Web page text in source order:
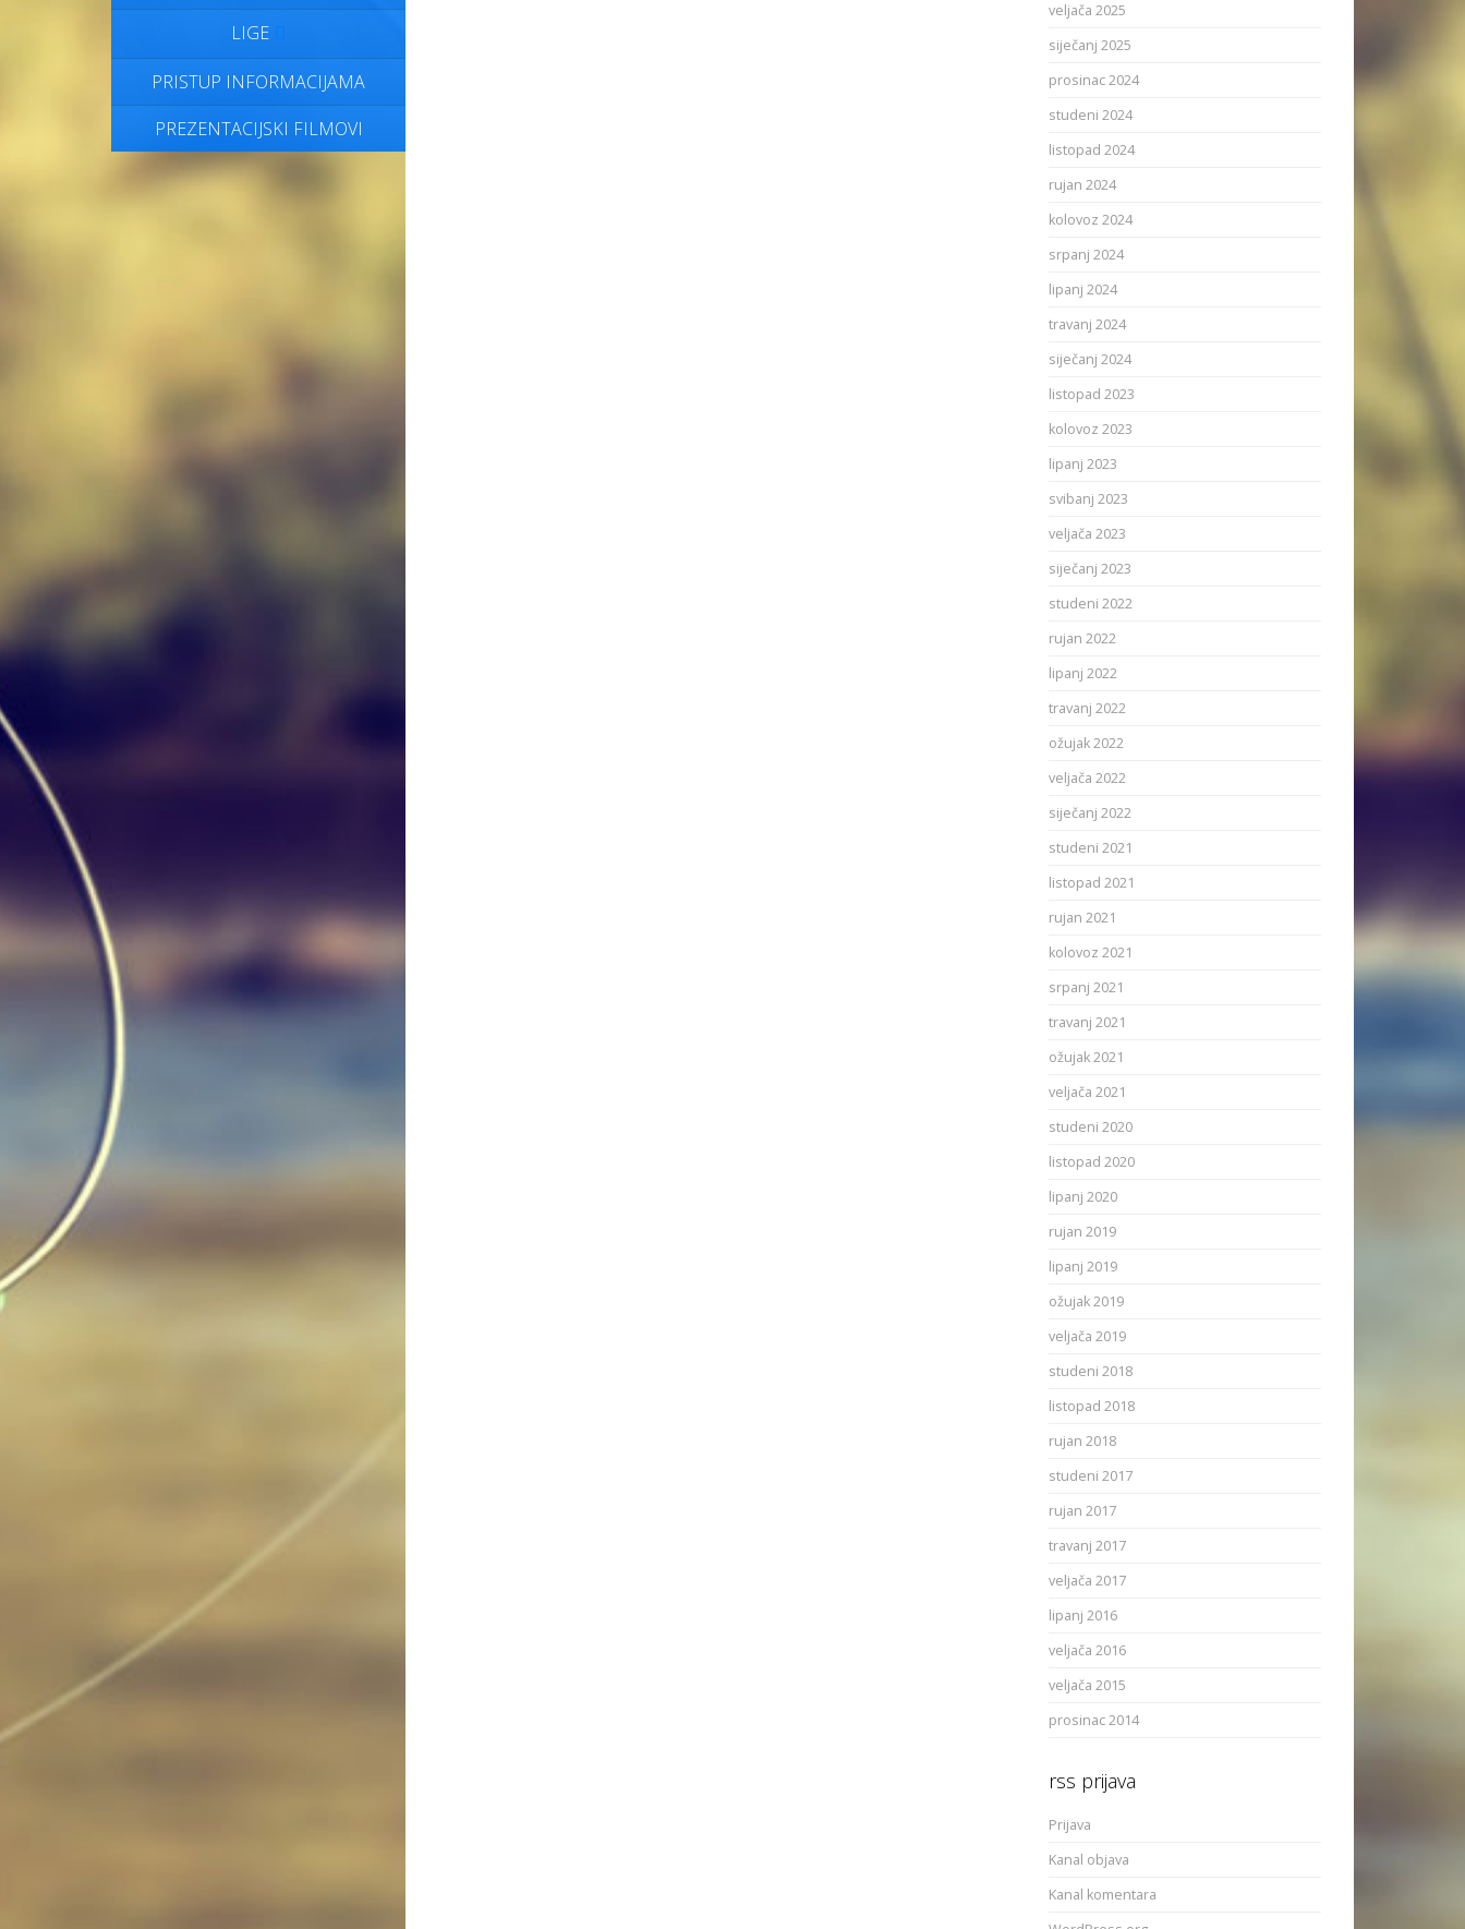
LIGE
PRISTUP INFORMACIJAMA
PREZENTACIJSKI FILMOVI
veljača 2025
siječanj 2025
prosinac 2024
studeni 2024
listopad 2024
rujan 2024
kolovoz 2024
srpanj 2024
lipanj 2024
travanj 2024
siječanj 2024
listopad 2023
kolovoz 2023
lipanj 2023
svibanj 2023
veljača 2023
siječanj 2023
studeni 2022
rujan 2022
lipanj 2022
travanj 2022
ožujak 2022
veljača 2022
siječanj 2022
studeni 2021
listopad 2021
rujan 2021
kolovoz 2021
srpanj 2021
travanj 2021
ožujak 2021
veljača 2021
studeni 2020
listopad 2020
lipanj 2020
rujan 2019
lipanj 2019
ožujak 2019
veljača 2019
studeni 2018
listopad 2018
rujan 2018
studeni 2017
rujan 2017
travanj 2017
veljača 2017
lipanj 2016
veljača 2016
veljača 2015
prosinac 2014
rss prijava
Prijava
Kanal objava
Kanal komentara